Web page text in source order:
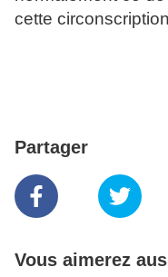
cette
Partager
Vous aimerez